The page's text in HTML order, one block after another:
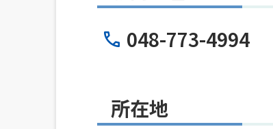
048-773-4994
所在地